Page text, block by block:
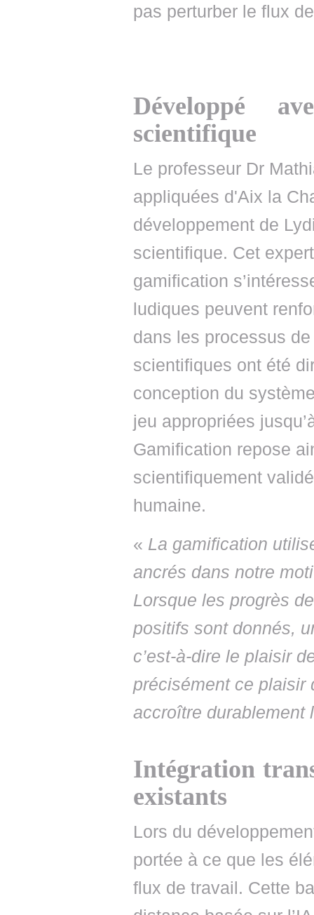
pas perturber le flux
Développé
scientifique
Le professeur Dr
appliquées d'Aix la
développement de
scientifique. Cet
gamification
ludiques peuvent
dans les processus
scientifiques ont été
conception du
jeu appropriées
Gamification repose
scientifiquement
humaine.
« La gamification
ancrés dans notre
Lorsque les progrès
positifs sont donnés,
c’est-à-dire le plaisir
précisément ce plaisir
accroître durablement
Intégration
existants
Lors du
portée à ce que les
flux de travail. Cette